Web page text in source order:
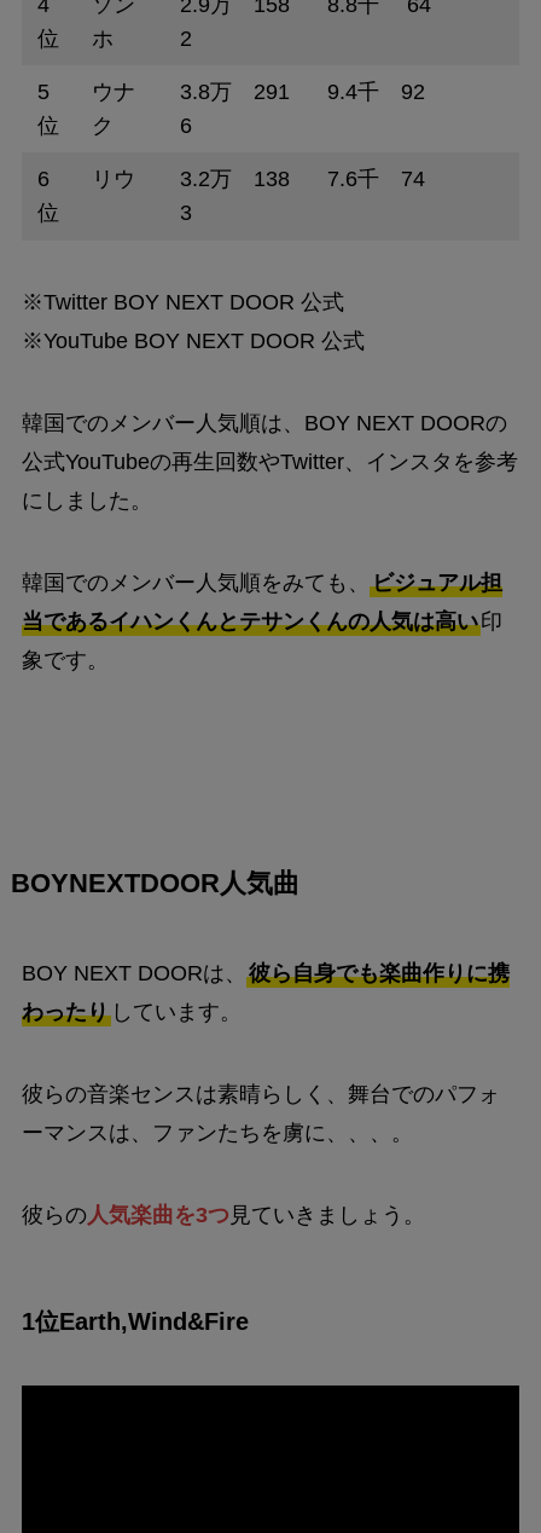
位
ホ
2
5
位
ウナ
ク
3.8万 291
6
9.4千 92
6
位
リウ
3.2万 138
3
7.6千 74
※Twitter BOY NEXT DOOR 公式
※YouTube BOY NEXT DOOR 公式
韓国でのメンバー人気順は、BOY NEXT DOORの
公式YouTubeの再生回数やTwitter、インスタを参考
にしました。
韓国でのメンバー人気順をみても、 ビジュアル担
当であるイハンくんとテサンくんの人気は高い印
象です。
BOYNEXTDOOR人気曲
BOY NEXT DOORは、 彼ら自身でも楽曲作りに携
わったりしています。
彼らの音楽センスは素晴らしく、舞台でのパフォ
ーマンスは、ファンたちを虜に、、、。
彼らの 人気楽曲を3つ 見ていきましょう。
1位Earth,Wind&Fire